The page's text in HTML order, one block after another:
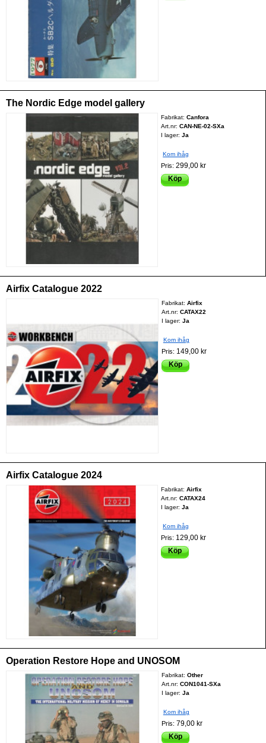
The Nordic Edge model gallery
Fabrikat:Canfora
Art.nr:CAN-NE-02-SXa
I lager: Ja
Kom ihåg
Pris:299,00 kr
Köp
Airfix Catalogue 2022
Fabrikat: Airfix
Art.nr: CATAX22
I lager: Ja
Kom ihåg
Pris: 149,00 kr
Köp
Airfix Catalogue 2024
Fabrikat:Airfix
Art.nr:CATAX24
I lager: Ja
Kom ihåg
Pris: 129,00 kr
Köp
Operation Restore Hope and UNOSOM
Fabrikat: Other
Art.nr: CON1041-SXa
I lager: Ja
Kom ihåg
Pris: 79,00 kr
Köp